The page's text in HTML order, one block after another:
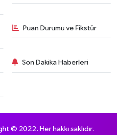
Puan Durumu ve Fikstür
Son Dakika Haberleri
© 2022. Her hakkı saklıdır.